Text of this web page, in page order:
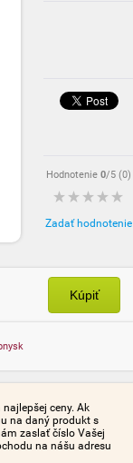
Hodnotenie 0/5 (0)
Zadať hodnotenie
Kúpiť
ceny. Ak
na daný produkt s
zaslať číslo Vašej
na nášu adresu